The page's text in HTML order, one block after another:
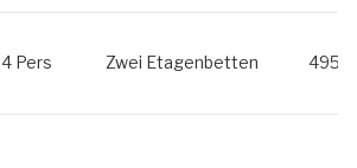
4 Pers Zwei Etagenbetten 495